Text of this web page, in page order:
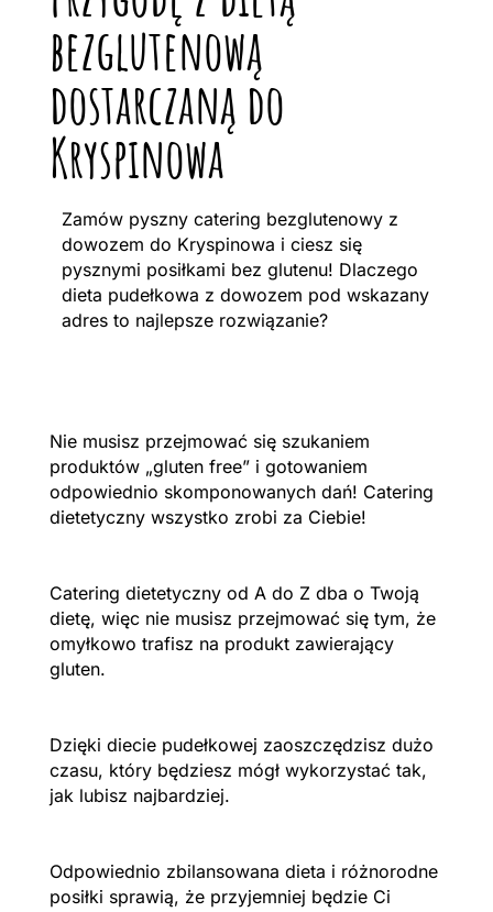
bezglutenową
dostarczaną do
Kryspinowa
Zamów pyszny catering bezglutenowy z
dowozem do Kryspinowa i ciesz się
pysznymi posiłkami bez glutenu! Dlaczego
dieta pudełkowa z dowozem pod wskazany
adres to najlepsze rozwiązanie?
Nie musisz przejmować się szukaniem
produktów „gluten free” i gotowaniem
odpowiednio skomponowanych dań! Catering
dietetyczny wszystko zrobi za Ciebie!
Catering dietetyczny od A do Z dba o Twoją
dietę, więc nie musisz przejmować się tym, że
omyłkowo trafisz na produkt zawierający
gluten.
Dzięki diecie pudełkowej zaoszczędzisz dużo
czasu, który będziesz mógł wykorzystać tak,
jak lubisz najbardziej.
Odpowiednio zbilansowana dieta i różnorodne
posiłki sprawią, że przyjemniej będzie Ci